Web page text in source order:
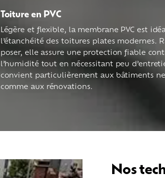
Toiture en PVC
Légère et flexible, la membrane PVC est
l’étanchéité des toitures plates modernes.
poser, elle assure une protection fiable
l’humidité tout en nécessitant peu
convient particulièrement aux bâtiments
comme aux rénovations.
Nos